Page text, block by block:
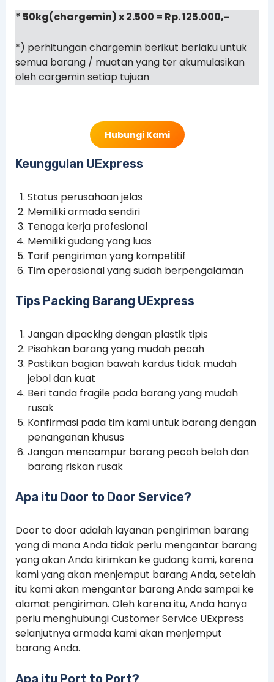
* 50kg(chargemin) x 2.500 = Rp. 125.000,-
*) perhitungan chargemin berikut berlaku untuk
semua barang / muatan yang ter akumulasikan
oleh cargemin setiap tujuan
Hubungi Kami
Keunggulan UExpress
Status perusahaan jelas
Memiliki armada sendiri
Tenaga kerja profesional
Memiliki gudang yang luas
Tarif pengiriman yang kompetitif
Tim operasional yang sudah berpengalaman
Tips Packing Barang UExpress
Jangan dipacking dengan plastik tipis
Pisahkan barang yang mudah pecah
Pastikan bagian bawah kardus tidak mudah
jebol dan kuat
Beri tanda fragile pada barang yang mudah
rusak
Konfirmasi pada tim kami untuk barang dengan
penanganan khusus
Jangan mencampur barang pecah belah dan
barang riskan rusak
Apa itu Door to Door Service?
Door to door adalah layanan pengiriman barang
yang di mana Anda tidak perlu mengantar barang
yang akan Anda kirimkan ke gudang kami, karena
kami yang akan menjemput barang Anda, setelah
itu kami akan mengantar barang Anda sampai ke
alamat pengiriman. Oleh karena itu, Anda hanya
perlu menghubungi Customer Service UExpress
selanjutnya armada kami akan menjemput
barang Anda.